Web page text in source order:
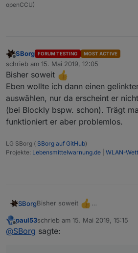
openCCU)
Offline
SBorg FORUM TESTING MOST ACTIVE
schrieb am 15. Mai 2019, 12:05
zuletzt editiert von
Bisher soweit
Eben wollte ich dann einen
auswählen, nur da erscheint er
(bei Blockly bspw. schon). Trägt
funktioniert er aber problemlos.
LG SBorg ( SBorg auf GitHub)
Projekte: Lebensmittelwarnung.de WLAN-
SBorgBisher soweit
auswählen, nur da erscheint er
(bei Blockly bspw. schon). Trägt
Offline
paul53schrieb am 15. Mai 2019, 15:15
zuletzt editiert von
@SBorg sagte: